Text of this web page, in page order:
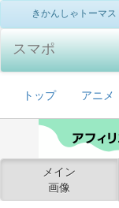
きかんしゃトーマ
スマポ
トップ アニメ
メイン
画像